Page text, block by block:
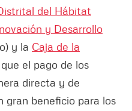
del Hábitat
y Desarrollo
y la Caja de la
que el pago de los
directa y de
gran beneficio para los